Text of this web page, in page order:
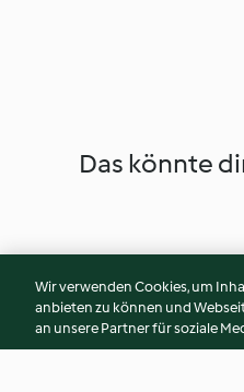
Das könnte
Wir verwenden Cookies, um
anbieten zu können und
an unsere Partner für soziale